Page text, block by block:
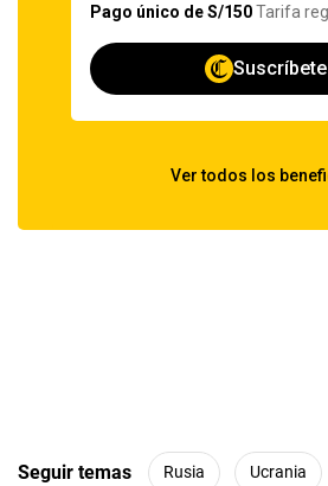
Seguir temas Rusia Ucrania